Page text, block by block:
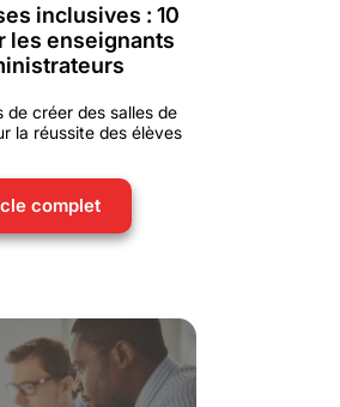
inclusives : 10
les enseignants
de créer des salles de
la réussite des élèves
complet